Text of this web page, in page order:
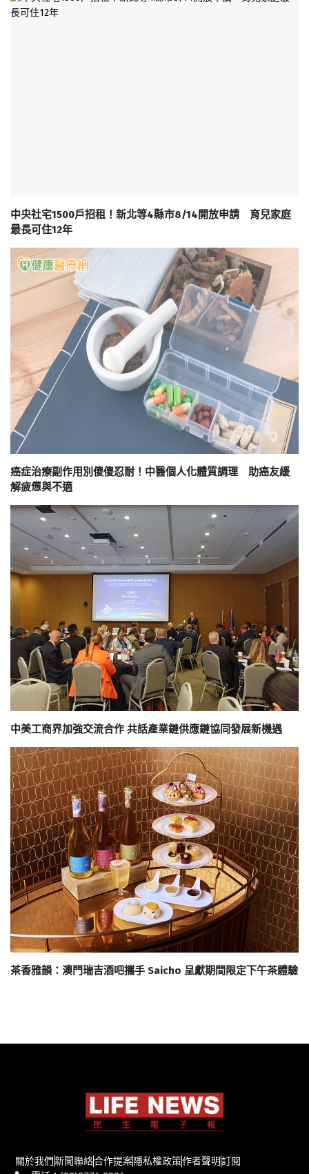
中央社宅1500戶招租！新北等4縣市8/14開放申請 育兒家庭
最長可住12年
癌症治療副作用別傻傻忍耐！中醫個人化體質調理 助癌友緩
解疲憊與不適
中美工商界加強交流合作 共話產業鏈供應鏈協同發展新機遇
茶香雅韻：澳門瑞吉酒吧攜手 Saicho 呈獻期間限定下午茶體驗
關於我們新聞聯絡合作提案隱私權政策作者聲明訂閱